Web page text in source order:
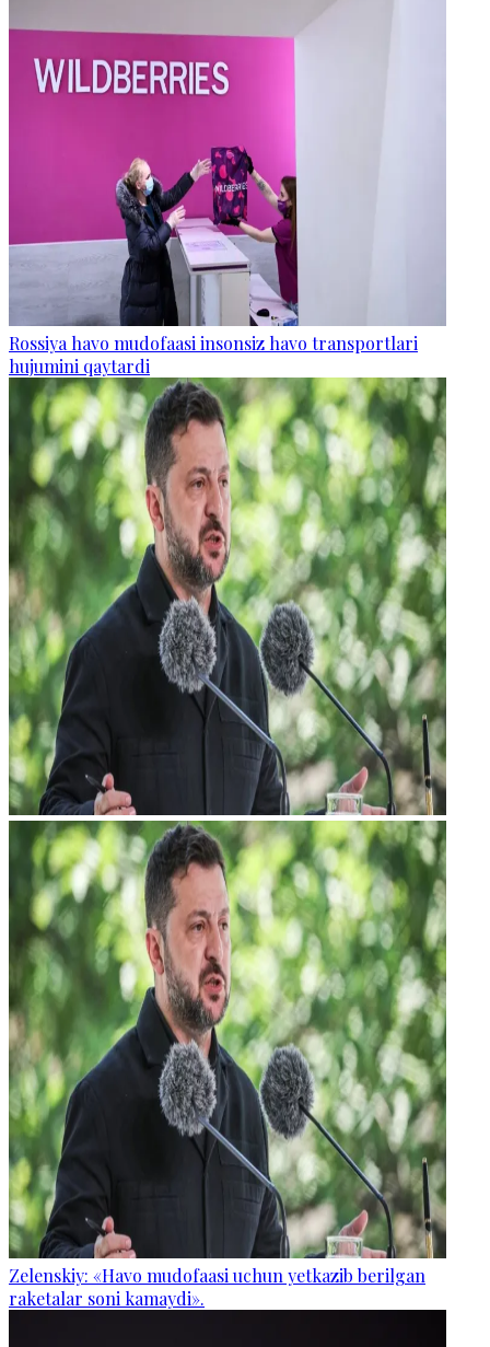
Rossiya havo mudofaasi insonsiz havo transportlari
hujumini qaytardi
Zelenskiy: «Havo mudofaasi uchun yetkazib berilgan
raketalar soni kamaydi».